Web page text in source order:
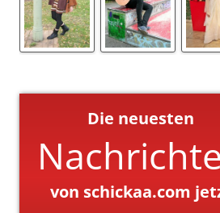
Die neuesten
von schickaa.com